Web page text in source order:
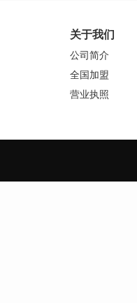
关于我们
公司简介
全国加盟
营业执照